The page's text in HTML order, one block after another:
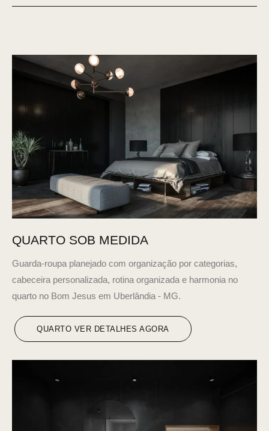
QUARTO SOB MEDIDA
Guarda-roupa planejado com organização por categorias,
cabeceira personalizada, rotina organizada e harmonia no
quarto no Bom Jesus em Uberlândia - MG.
QUARTO VER DETALHES AGORA